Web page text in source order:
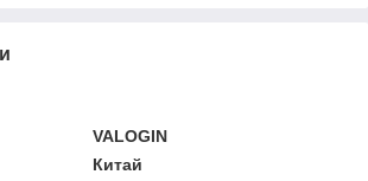
VALOGIN
Китай